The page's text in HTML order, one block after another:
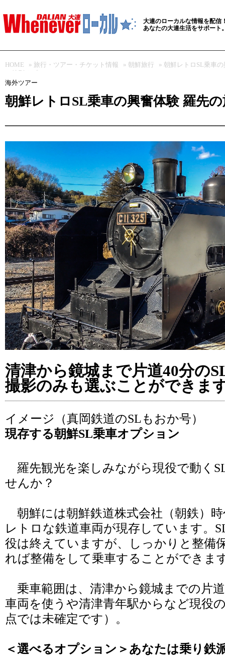
大連のローカルな情報を配信
あなたの大連生活をサポート
HOME » 旅行・ツアー・チケット情報 » 朝鮮旅行
» 朝鮮レトロSL乗車
海外ツアー
朝鮮レトロSL乗車の興奮体験 羅先
清津から鏡城まで片道40分の
撮影のみも選ぶことができま
イメージ（真岡鉄道のSLもおか号）
現存する朝鮮SL乗車オプション
羅先観光を楽しみながら現役で動く
せんか？
朝鮮には朝鮮鉄道株式会社（朝鉄）
レトロな鉄道車両が現存しています。
役は終えていますが、しっかりと整備
れば整備をして乗車することができま
乗車範囲は、清津から鏡城までの片
車両を使うや清津青年駅からなど現役
点では未確定です）。
＜選べるオプション＞あなたは乗り鉄